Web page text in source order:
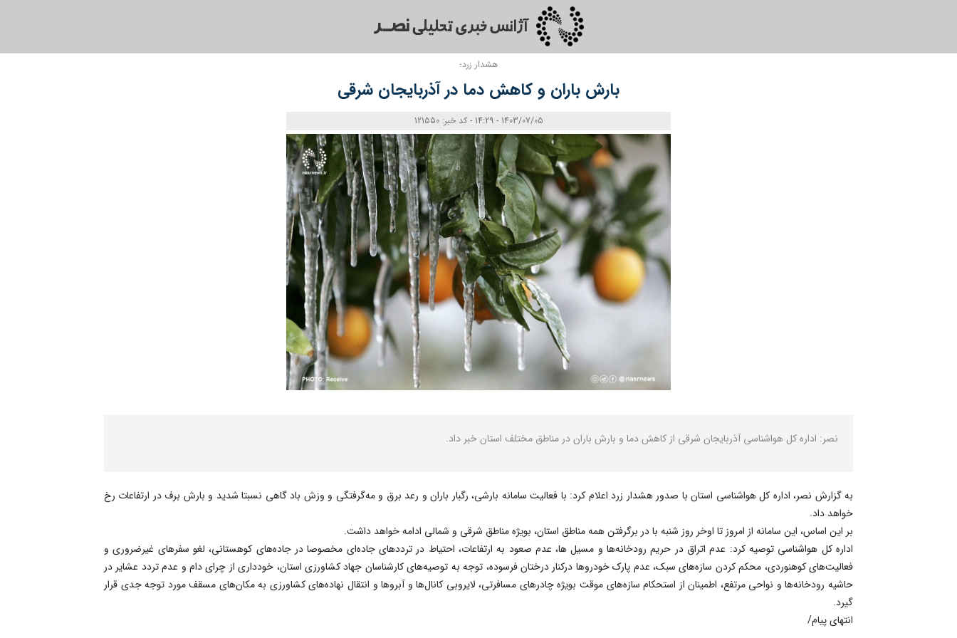
هشدار زرد؛
بارش باران و کاهش دما در آذربایجان شرقی
1403/07/05 - 14:29 - کد خبر: 121550
نصر: اداره کل هواشناسی آذربایجان شرقی از کاهش دما و بارش باران در مناطق مختلف استان خبر داد.
به گزارش نصر، اداره کل هواشناسی استان با صدور هشدار زرد اعلام کرد: با فعالیت سامانه بارشی، رگبار باران و رعد برق و مه‌گرفتگی و وزش باد گاهی نسبتا شدید و بارش برف در ارتفاعات رخ
خواهد داد.
بر این اساس، این سامانه از امروز تا اوخر روز شنبه با در برگرفتن همه مناطق استان، بویژه مناطق شرقی و شمالی ادامه خواهد داشت.
اداره کل هواشناسی توصیه کرد: عدم اتراق در حریم رودخانه‌ها و مسیل ها، عدم صعود به ارتفاعات، احتیاط در تردد‌های جاده‌ای مخصوصا در جاده‌های کوهستانی، لغو سفر‌های غیرضروری و
فعالیت‌های کوهنوردی، محکم کردن سازه‌های سبک، عدم پارک خودرو‌ها درکنار درختان فرسوده، توجه به توصیه‌های کارشناسان جهاد کشاورزی استان، خودداری از چرای دام و عدم تردد عشایر در
حاشیه رودخانه‌ها و نواحی مرتفع، اطمینان از استحکام سازه‌های موقت بویژه چادر‌های مسافرتی، لایروبی کانال‌ها و آبرو‌ها و انتقال نهاده‌های کشاورزی به مکان‌های مسقف مورد توجه جدی قرار
گیرد.
انتهای پیام/